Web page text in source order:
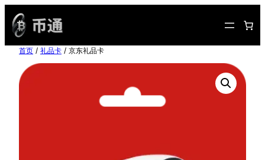
至
首页 / 礼品卡 / 京东礼品卡